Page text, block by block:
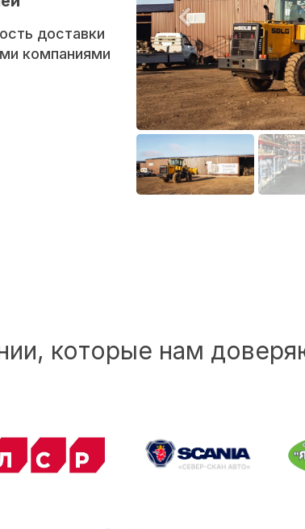
доставки
компаниями
которые нам